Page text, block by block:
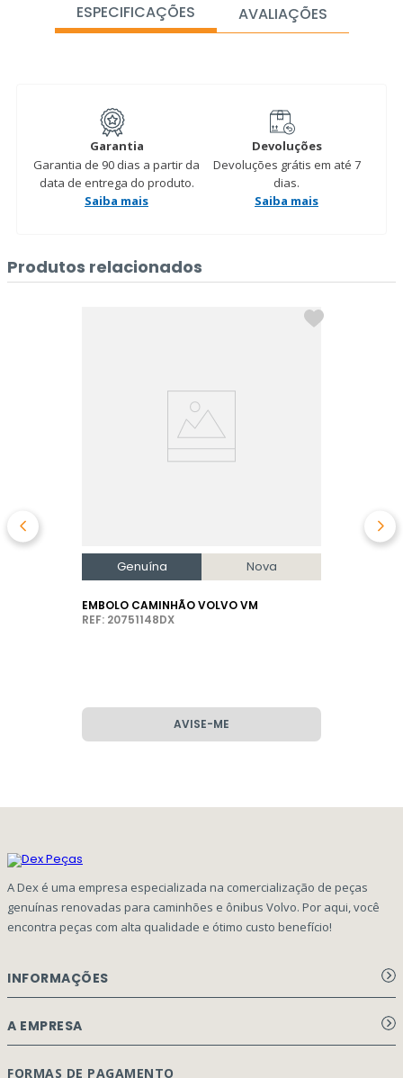
ESPECIFICAÇÕES AVALIAÇÕES
Garantia
Garantia de 90 dias a partir da
data de entrega do produto.
Saiba mais
Devoluções
Devoluções grátis em até 7
dias.
Saiba mais
Produtos relacionados
Genuína Nova
EMBOLO CAMINHÃO VOLVO VM
REF: 20751148DX
AVISE-ME
A Dex é uma empresa especializada na comercialização de peças
genuínas renovadas para caminhões e ônibus Volvo. Por aqui, você
encontra peças com alta qualidade e ótimo custo benefício!
INFORMAÇÕES
Aviso de privacidade Dex Peças
A EMPRESA
Página Principal
FORMAS DE PAGAMENTO